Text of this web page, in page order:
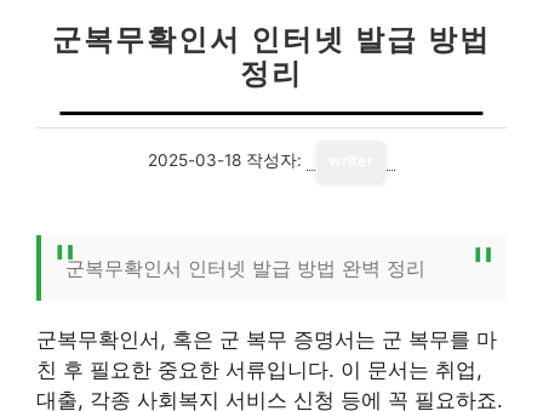
군복무확인서 인터넷 발급 방법
정리
2025-03-18 작성자:
군복무확인서 인터넷 발급 방법 완벽 정리
군복무확인서, 혹은 군 복무 증명서는 군 복무를 마
친 후 필요한 중요한 서류입니다. 이 문서는 취업,
대출, 각종 사회복지 서비스 신청 등에 꼭 필요하죠.